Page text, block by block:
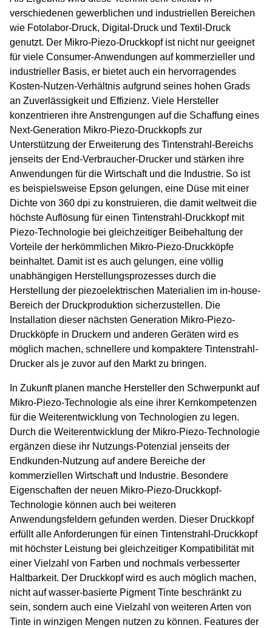
verschiedenen gewerblichen und industriellen Bereichen
wie Fotolabor-Druck, Digital-Druck und Textil-Druck
genutzt. Der Mikro-Piezo-Druckkopf ist nicht nur geeignet
für viele Consumer-Anwendungen auf kommerzieller und
industrieller Basis, er bietet auch ein hervorragendes
Kosten-Nutzen-Verhältnis aufgrund seines hohen Grads
an Zuverlässigkeit und Effizienz. Viele Hersteller
konzentrieren ihre Anstrengungen auf die Schaffung eines
Next-Generation Mikro-Piezo-Druckkopfs zur
Unterstützung der Erweiterung des Tintenstrahl-Bereichs
jenseits der End-Verbraucher-Drucker und stärken ihre
Anwendungen für die Wirtschaft und die Industrie. So ist
es beispielsweise Epson gelungen, eine Düse mit einer
Dichte von 360 dpi zu konstruieren, die damit weltweit die
höchste Auflösung für einen Tintenstrahl-Druckkopf mit
Piezo-Technologie bei gleichzeitiger Beibehaltung der
Vorteile der herkömmlichen Mikro-Piezo-Druckköpfe
beinhaltet. Damit ist es auch gelungen, eine völlig
unabhängigen Herstellungsprozesses durch die
Herstellung der piezoelektrischen Materialien im in-house-
Bereich der Druckproduktion sicherzustellen. Die
Installation dieser nächsten Generation Mikro-Piezo-
Druckköpfe in Druckern und anderen Geräten wird es
möglich machen, schnellere und kompaktere Tintenstrahl-
Drucker als je zuvor auf den Markt zu bringen.
In Zukunft planen manche Hersteller den Schwerpunkt auf
Mikro-Piezo-Technologie als eine ihrer Kernkompetenzen
für die Weiterentwicklung von Technologien zu legen.
Durch die Weiterentwicklung der Mikro-Piezo-Technologie
ergänzen diese ihr Nutzungs-Potenzial jenseits der
Endkunden-Nutzung auf andere Bereiche der
kommerziellen Wirtschaft und Industrie. Besondere
Eigenschaften der neuen Mikro-Piezo-Druckkopf-
Technologie können auch bei weiteren
Anwendungsfeldern gefunden werden. Dieser Druckkopf
erfüllt alle Anforderungen für einen Tintenstrahl-Druckkopf
mit höchster Leistung bei gleichzeitiger Kompatibilität mit
einer Vielzahl von Farben und nochmals verbesserter
Haltbarkeit. Der Druckkopf wird es auch möglich machen,
nicht auf wasser-basierte Pigment Tinte beschränkt zu
sein, sondern auch eine Vielzahl von weiteren Arten von
Tinte in winzigen Mengen nutzen zu können. Features der